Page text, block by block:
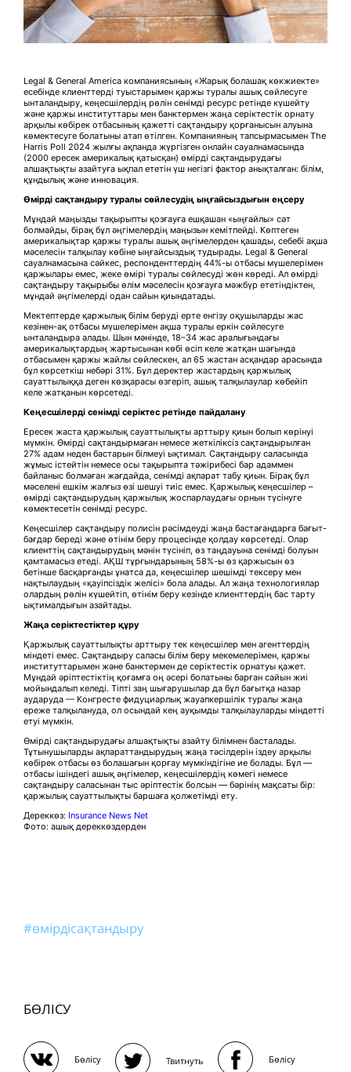
Legal & General America компаниясының «Жарық болашақ көкжиекте»
есебінде клиенттерді туыстарымен қаржы туралы ашық сөйлесуге
ынталандыру, кеңесшілердің рөлін сенімді ресурс ретінде күшейту
және қаржы институттары мен банктермен жаңа серіктестік орнату
арқылы көбірек отбасының қажетті сақтандыру қорғанысын алуына
көмектесуге болатыны атап өтілген. Компанияның тапсырмасымен The
Harris Poll 2024 жылғы ақпанда жүргізген онлайн сауалнамасында
(2000 ересек америкалық қатысқан) өмірді сақтандырудағы
алшақтықты азайтуға ықпал ететін үш негізгі фактор анықталған: білім,
құндылық және инновация.
Өмірді сақтандыру туралы сөйлесудің ыңғайсыздығын еңсеру
Мұндай маңызды тақырыпты қозғауға ешқашан «ыңғайлы» сәт
болмайды, бірақ бұл әңгімелердің маңызын кемітпейді. Көптеген
америкалықтар қаржы туралы ашық әңгімелерден қашады, себебі ақша
мәселесін талқылау көбіне ыңғайсыздық тудырады. Legal & General
сауалнамасына сәйкес, респонденттердің 44%-ы отбасы мүшелерімен
қаржылары емес, жеке өмірі туралы сөйлесуді жөн көреді. Ал өмірді
сақтандыру тақырыбы өлім мәселесін қозғауға мәжбүр ететіндіктен,
мұндай әңгімелерді одан сайын қиындатады.
Мектептерде қаржылық білім беруді ерте енгізу оқушыларды жас
кезінен-ақ отбасы мүшелерімен ақша туралы еркін сөйлесуге
ынталандыра алады. Шын мәнінде, 18–34 жас аралығындағы
америкалықтардың жартысынан көбі өсіп келе жатқан шағында
отбасымен қаржы жайлы сөйлескен, ал 65 жастан асқандар арасында
бұл көрсеткіш небәрі 31%. Бұл деректер жастардың қаржылық
сауаттылыққа деген көзқарасы өзгеріп, ашық талқылаулар көбейіп
келе жатқанын көрсетеді.
Кеңесшілерді сенімді серіктес ретінде пайдалану
Ересек жаста қаржылық сауаттылықты арттыру қиын болып көрінуі
мүмкін. Өмірді сақтандырмаған немесе жеткіліксіз сақтандырылған
27% адам неден бастарын білмеуі ықтимал. Сақтандыру саласында
жұмыс істейтін немесе осы тақырыпта тәжірибесі бар адаммен
байланыс болмаған жағдайда, сенімді ақпарат табу қиын. Бірақ бұл
мәселені ешкім жалғыз өзі шешуі тиіс емес. Қаржылық кеңесшілер –
өмірді сақтандырудың қаржылық жоспарлаудағы орнын түсінуге
көмектесетін сенімді ресурс.
Кеңесшілер сақтандыру полисін рәсімдеуді жаңа бастағандарға бағыт-
бағдар береді және өтінім беру процесінде қолдау көрсетеді. Олар
клиенттің сақтандырудың мәнін түсініп, өз таңдауына сенімді болуын
қамтамасыз етеді. АҚШ тұрғындарының 58%-ы өз қаржысын өз
бетінше басқарғанды ұнатса да, кеңесшілер шешімді тексеру мен
нақтылаудың «қауіпсіздік желісі» бола алады. Ал жаңа технологиялар
олардың рөлін күшейтіп, өтінім беру кезінде клиенттердің бас тарту
ықтималдығын азайтады.
Жаңа серіктестіктер құру
Қаржылық сауаттылықты арттыру тек кеңесшілер мен агенттердің
міндеті емес. Сақтандыру саласы білім беру мекемелерімен, қаржы
институттарымен және банктермен де серіктестік орнатуы қажет.
Мұндай әріптестіктің қоғамға оң әсері болатыны барған сайын жиі
мойындалып келеді. Тіпті заң шығарушылар да бұл бағытқа назар
аударуда — Конгресте фидуциарлық жауапкершілік туралы жаңа
ереже талқылануда, ол осындай кең ауқымды талқылауларды міндетті
етуі мүмкін.
Өмірді сақтандырудағы алшақтықты азайту білімнен басталады.
Тұтынушыларды ақпараттандырудың жаңа тәсілдерін іздеу арқылы
көбірек отбасы өз болашағын қорғау мүмкіндігіне ие болады. Бұл —
отбасы ішіндегі ашық әңгімелер, кеңесшілердің көмегі немесе
сақтандыру саласынан тыс әріптестік болсын — бәрінің мақсаты бір:
қаржылық сауаттылықты баршаға қолжетімді ету.
Дереккөз: Insurance News Net
Фото: ашық дереккөздерден
#өмірдісақтандыру
БӨЛІСУ
Бөлісу Твитнуть Бөлісу